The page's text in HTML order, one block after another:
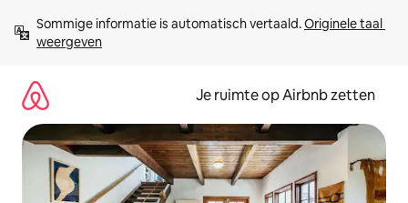
direct
naar
Sommige informatie is automatisch vertaald. Originele taal
weergeven
Je ruimte op Airbnb zetten